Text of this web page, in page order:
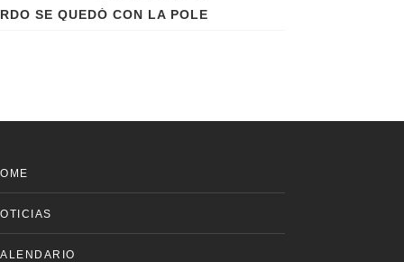
SE QUEDÓ CON LA POLE